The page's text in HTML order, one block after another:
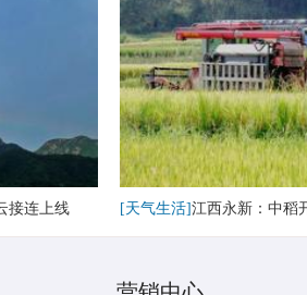
接连上线 [天气生活]江西永新：中稻